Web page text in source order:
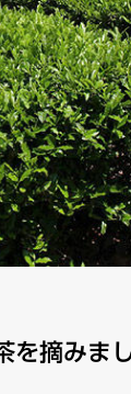
摘みまし